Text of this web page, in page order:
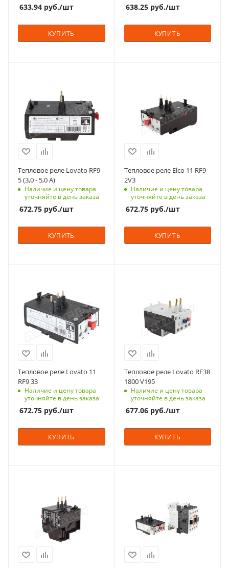
633.94 руб./шт
КУПИТЬ
638.25руб./шт
КУПИТЬ
Тепловое реле Lovato RF9
5 (3,0 - 5,0 A)
Наличие и цену товара
уточняйте в день заказа
672.75 руб./шт
КУПИТЬ
Тепловое реле Elco 11 RF9
2V3
Наличие и цену товара
уточняйте в день заказа
672.75руб./шт
КУПИТЬ
Тепловое реле Lovato 11
RF9 33
Наличие и цену товара
уточняйте в день заказа
672.75 руб./шт
КУПИТЬ
Тепловое реле Lovato RF38
1800 V195
Наличие и цену товара
уточняйте в день заказа
677.06руб./шт
КУПИТЬ